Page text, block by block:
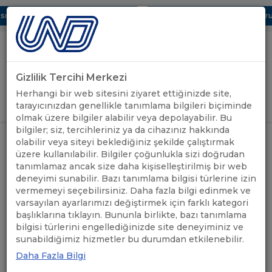
Dijital UBAK Bölümü Hakkında UND, Yunanistan Vize
Uluslararası Nakliyeciler Derneği
GİRİŞ YAP
ANASAYFA /
UND'DEN
HABERLER
/
LOJİSTİK SEKTÖRÜNDE
OPERASYONEL VERİMLİLİK ONLİNE
SEMİNERİ GERÇEKLEŞTİRİLDİ
LOJİSTİK SEKTÖRÜNDE
OPERASYONEL VERİMLİLİK
ONLİNE SEMİNERİ
GERÇEKLEŞTİRİLDİ
Gizlilik Tercihi Merkezi
Herhangi bir web sitesini ziyaret ettiğinizde site,
tarayıcınızdan genellikle tanımlama bilgileri biçiminde
olmak üzere bilgiler alabilir veya depolayabilir. Bu
bilgiler; siz, tercihleriniz ya da cihazınız hakkında
olabilir veya siteyi beklediğiniz şekilde çalıştırmak
üzere kullanılabilir. Bilgiler çoğunlukla sizi doğrudan
tanımlamaz ancak size daha kişiselleştirilmiş bir web
deneyimi sunabilir. Bazı tanımlama bilgisi türlerine izin
vermemeyi seçebilirsiniz. Daha fazla bilgi edinmek ve
varsayılan ayarlarımızı değiştirmek için farklı kategori
başlıklarına tıklayın. Bununla birlikte, bazı tanımlama
bilgisi türlerini engellediğinizde site deneyiminiz ve
sunabildiğimiz hizmetler bu durumdan etkilenebilir.
Daha Fazla Bilgi